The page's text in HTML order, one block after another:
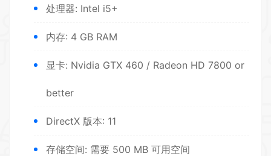
处理器: Intel i5+
内存: 4 GB RAM
显卡: Nvidia GTX 460 / Radeon HD 7800 or
better
DirectX 版本: 11
存储空间: 需要 500 MB 可用空间